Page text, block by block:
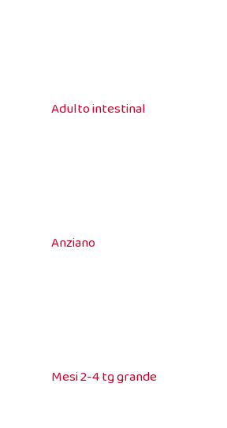
Adulto intestinal
Anziano
Mesi 2-4 tg grande